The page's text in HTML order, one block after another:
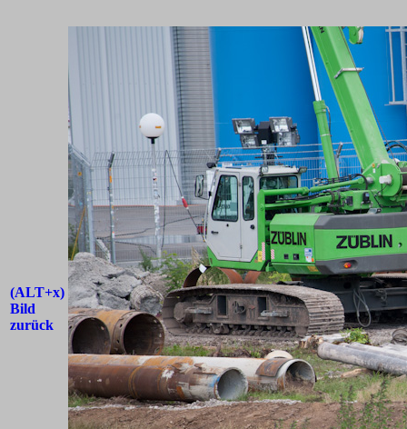
(ALT+x)
Bild
zurück